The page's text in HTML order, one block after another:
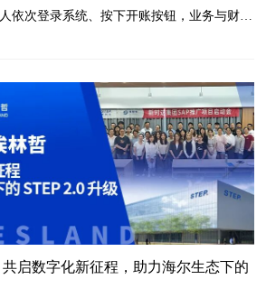
依次登录系统、按下开账按钮，业务与财务
转型进入加速发展新阶段，为公司全球化战
了坚实的数字支撑。
启数字化新征程，助力海尔生态下的